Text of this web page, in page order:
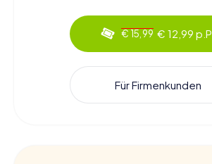
€ 15,99 € 12,99 p.P.
Für Firmenkunden